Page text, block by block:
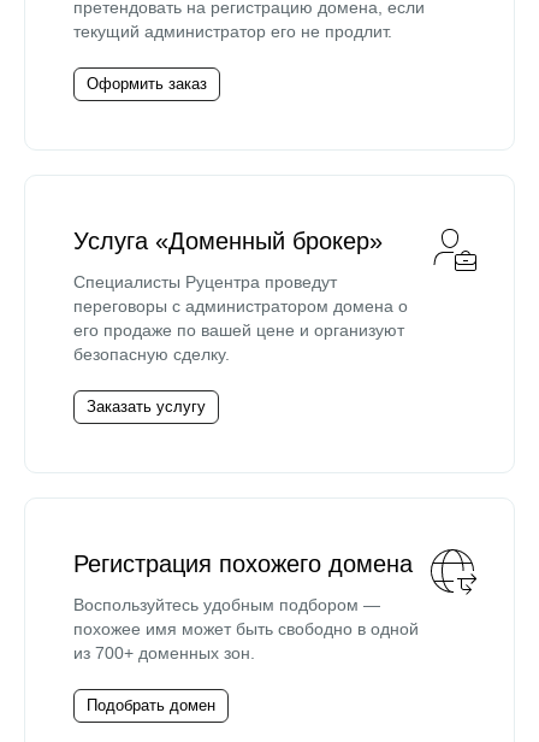
претендовать на регистрацию домена, если
текущий администратор его не продлит.
Оформить заказ
Услуга «Доменный брокер»
Специалисты Руцентра проведут
переговоры с администратором домена о
его продаже по вашей цене и организуют
безопасную сделку.
Заказать услугу
Регистрация похожего домена
Воспользуйтесь удобным подбором —
похожее имя может быть свободно в одной
из 700+ доменных зон.
Подобрать домен